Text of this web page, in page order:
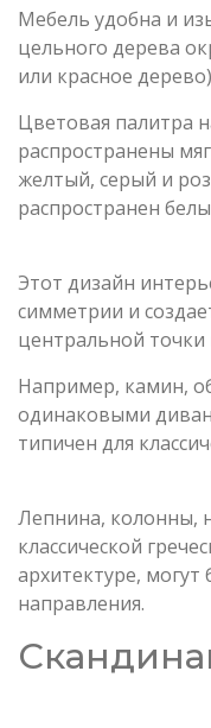
Мебель удобна и
цельного дерева
или красное
Цветовая палитра
распространены
желтый, серый и
распространен
Этот дизайн
симметрии и
центральной
Например, камин,
одинаковыми
типичен для
Лепнина, колонны,
классической
архитектуре, могут
направления.